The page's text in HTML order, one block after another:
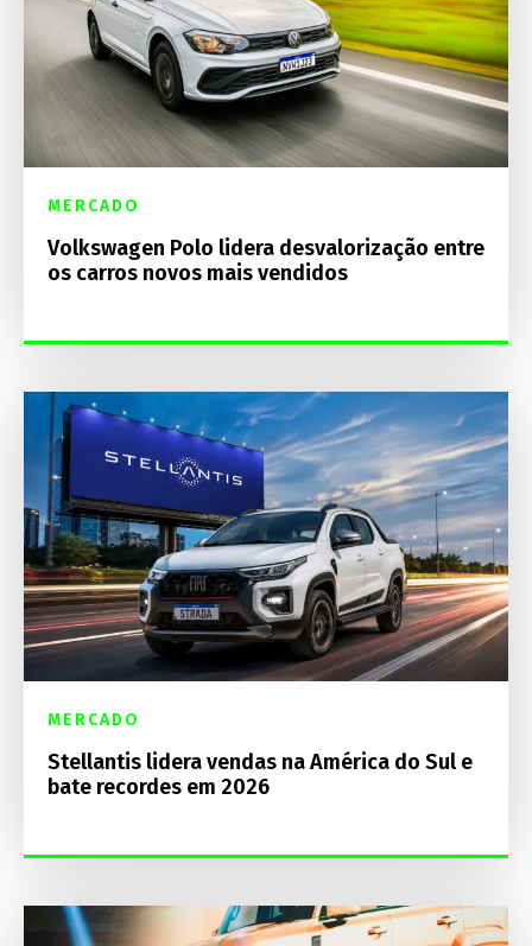
MERCADO
Volkswagen Polo lidera desvalorização entre
os carros novos mais vendidos
MERCADO
Stellantis lidera vendas na América do Sul e
bate recordes em 2026